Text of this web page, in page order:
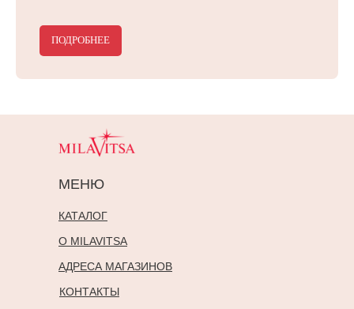
ПОДРОБНЕЕ
КАТАЛОГ
О MILAVITSA
АДРЕСА МАГАЗИНОВ
КОНТАКТЫ
МЕНЮ